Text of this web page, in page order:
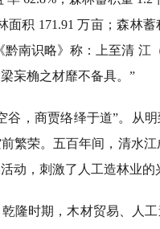
面积 171.91 万亩；森林
黔南识略》称：上至清 江
杗桷之材靡不备具。”
，商贾络绎于道”。从明
繁荣。五百年间，清水
动，刺激了人工造林业的
时期，木材贸易、人工